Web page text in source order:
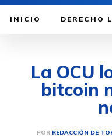
INICIO DERECHO
La OCU
bitcoin
POR REDACCIÓN DE